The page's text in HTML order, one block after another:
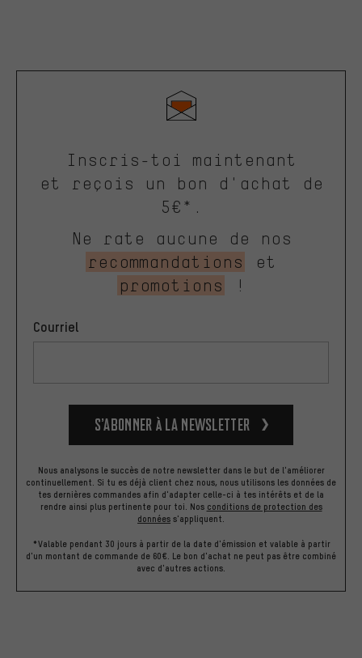
Inscris-toi maintenant
et reçois un bon d'achat de
5€*.
Ne rate aucune de nos
recommandations
et
promotions
!
Courriel
S’abonner à la newsletter
Nous analysons le succès de notre newsletter dans le but de l'améliorer
continuellement. Si tu es déjà client chez nous, nous utilisons les données de
tes dernières commandes afin d'adapter celle-ci à tes intérêts et de la
rendre ainsi plus pertinente pour toi. Nos conditions de protection des
données s'appliquent.
*Valable pendant 30 jours à partir de la date d'émission et valable à partir
d'un montant de commande de 60€. Le bon d'achat ne peut pas être combiné
avec d'autres actions.